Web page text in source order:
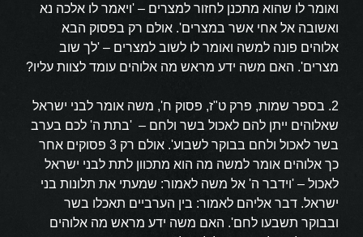
ואומר לו שהוא מתכנן לחזור למצרים – 'ויאמר לו אלכה נא
ואשובה אל אחי אשר במצרים'. אולם רק בפסוק הבא
אלוהים פונה למשה ואומר לו לשוב למצרים – 'לך שוב
מצרים'. האם משה ידע מראש מה אלוהים עומד לצוות עליו?
2. בספר שמות, פרק ט"ז, פסוק ח', משה אומר לבני ישראל
שאלוהים ייתן להם לאכול בשר ולחם – 'בתת ה' לכם בערב
בשר לאכול ולחם בבוקר לשבוע'. אולם רק 3 פסוקים אחר
כך אלוהים אומר למשה מה הוא מתכוון לתת לבני ישראל
לאכול – 'וידבר ה' אל משה לאמור: שמעתי את תלונות בני
ישראל. דבר אליהם לאמור: בין הערביים תאכלו בשר
ובבוקר תשבעו לחם'. האם משה ידע מראש מה אלוהים